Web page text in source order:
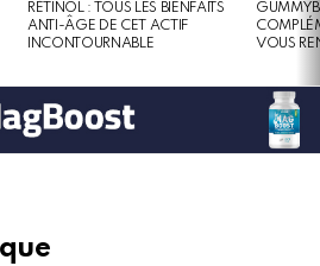
RÉTINOL : TOUS LES BIENFAITS
ANTI-ÂGE DE CET ACTIF
INCONTOURNABLE
VOUS